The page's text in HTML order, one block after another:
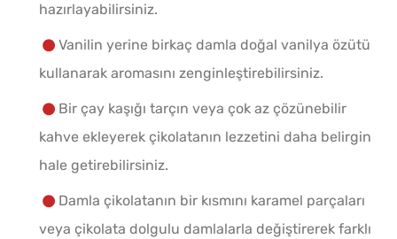
hazırlayabilirsiniz.
Vanilin yerine birkaç damla doğal vanilya özütü
kullanarak aromasını zenginleştirebilirsiniz.
Bir çay kaşığı tarçın veya çok az çözünebilir
kahve ekleyerek çikolatanın lezzetini daha belirgin
hale getirebilirsiniz.
Damla çikolatanın bir kısmını karamel parçaları
veya çikolata dolgulu damlalarla değiştirerek farklı